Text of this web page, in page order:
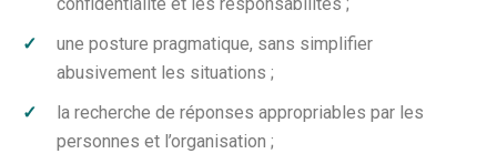
une posture pragmatique, sans simplifier
abusivement les situations ;
la recherche de réponses appropriables par les
personnes et l’organisation ;